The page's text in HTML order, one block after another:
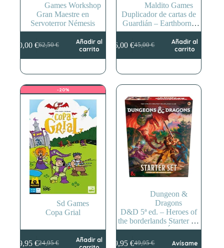
Games Workshop
Gran Maestre en
Servoterror Némesis
62,50€
El
precio
era:
62,50 €.
50,00 €El
precio
es:
50,00 €.
Añadir al
carrito
Maldito Games
Duplicador de cartas de
Guardián – Earthborne
Rangers
45,00€
El
precio
era:
45,00 €.
36,00€El
precio
es:
36,00 €.
Añadir al
carrito
-20%
Sd Games
Copa Grial
24,95€
19,95 €
Añadir al
Dungeon &
Dragons
D&D 5ª ed. – Heroes of
the borderlands Starter set
– INGLÉS
49,95€
39,95€ Avísame